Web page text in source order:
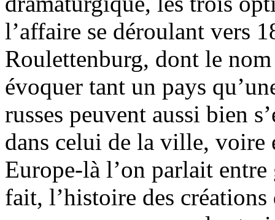
l’affaire se déroulant vers
Roulettenburg, dont le
évoquer tant un pays
russes peuvent aussi bien
dans celui de la ville, voire
Europe-là l’on parlait
fait, l’histoire des